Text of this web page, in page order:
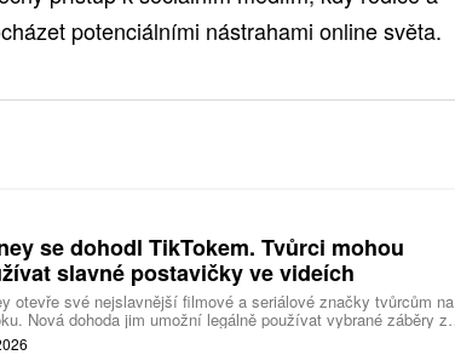
potenciálními nástrahami online světa.
se dohodl TikTokem. Tvůrci mohou
slavné postavičky ve videích
otevře své nejslavnější filmové a seriálové značky tvůrcům na
Nová dohoda jim umožní legálně používat vybrané záběry z
studia a sdílet vlastní videa také na platformě Disney Verts.